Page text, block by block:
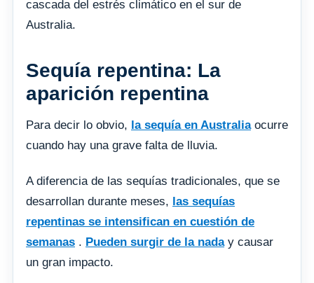
cascada del estrés climático en el sur de
Australia.
Sequía repentina: La
aparición repentina
Para decir lo obvio, la sequía en Australiaocurre
cuando hay una grave falta de lluvia.
A diferencia de las sequías tradicionales, que se
desarrollan durante meses, las sequías
repentinas se intensifican en cuestión de
semanas . Pueden surgir de la naday causar
un gran impacto.